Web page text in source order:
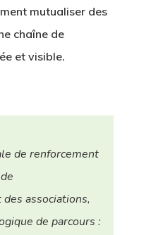
mutualiser des
chaîne de
et visible.
de renforcement
des associations,
de parcours :